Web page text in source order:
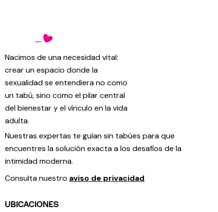
Nacimos de una necesidad vital:
crear un espacio donde la
sexualidad se entendiera no como
un tabú, sino como el pilar central
del bienestar y el vínculo en la vida
adulta.
Nuestras expertas te guían sin tabúes para que
encuentres la solución exacta a los desafíos de la
intimidad moderna.
Consulta nuestro aviso de privacidad
UBICACIONES